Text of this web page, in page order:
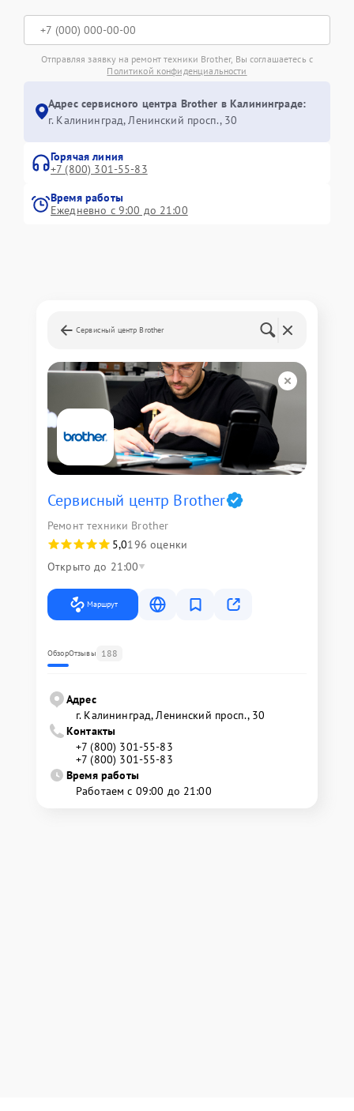
Отправляя заявку на ремонт техники Brother, Вы соглашаетесь с
Политикой конфиденциальности
Адрес сервисного центра Brother в Калининграде:
г. Калининград, Ленинский просп., 30
Горячая линия
+7 (800) 301-55-83
Время работы
Ежедневно с 9:00 до 21:00
Сервисный центр Brother
Сервисный центр Brother
Ремонт техники Brother
5,0196 оценки
Открыто до 21:00
Маршрут
ОбзорОтзывы 188
Адрес
г. Калининград, Ленинский просп., 30
Контакты
+7 (800) 301-55-83
+7 (800) 301-55-83
Время работы
Работаем с 09:00 до 21:00